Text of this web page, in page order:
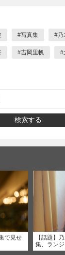
#写真集 #乃
#吉岡里帆 #
検索する
で見せ
【話題】
集、ラン